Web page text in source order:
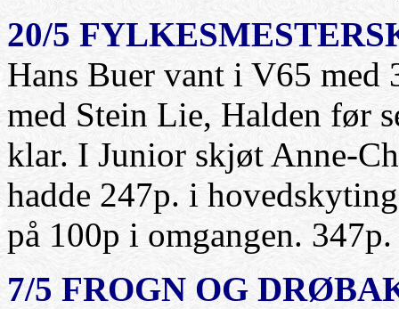
20/5
Hans Buer vant i V65
med Stein Lie, Halden før
klar. I Junior skjøt Anne-
hadde 247p. i
på 100p i omgangen.
7/5 FROGN OG